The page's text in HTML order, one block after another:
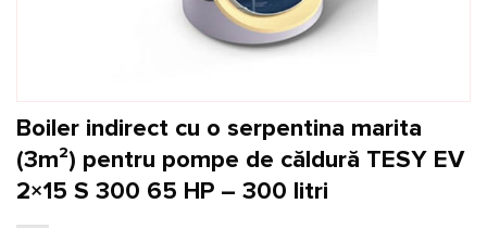
Boiler indirect cu o serpentina marita
(3m²) pentru pompe de căldură TESY EV
2×15 S 300 65 HP – 300 litri